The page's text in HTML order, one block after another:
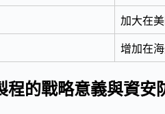
加大在
增加在
程的戰略意義與資安